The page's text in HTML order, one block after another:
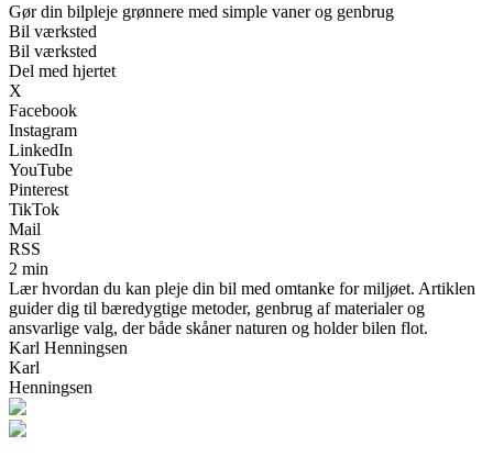
Gør din bilpleje grønnere med simple vaner og genbrug
Bil værksted
Bil værksted
Del med hjertet
X
Facebook
Instagram
LinkedIn
YouTube
Pinterest
TikTok
Mail
RSS
2 min
Lær hvordan du kan pleje din bil med omtanke for miljøet. Artiklen
guider dig til bæredygtige metoder, genbrug af materialer og
ansvarlige valg, der både skåner naturen og holder bilen flot.
Karl Henningsen
Karl
Henningsen